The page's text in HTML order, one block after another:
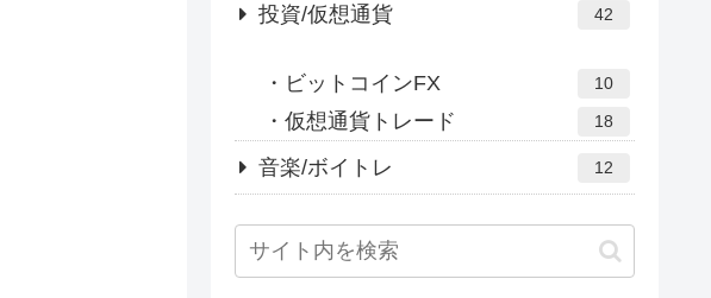
投資/仮想通貨 42
ビットコインFX 10
仮想通貨トレード 18
音楽/ボイトレ 12